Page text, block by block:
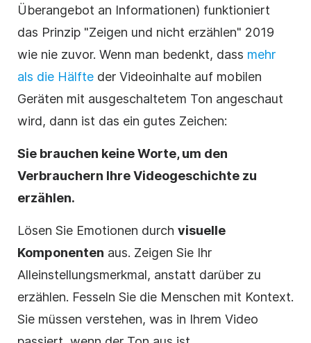
Überangebot an Informationen) funktioniert
das Prinzip "Zeigen und nicht erzählen" 2019
wie nie zuvor. Wenn man bedenkt, dass mehr
als die Hälfte der Videoinhalte auf mobilen
Geräten mit ausgeschaltetem Ton angeschaut
wird, dann ist das ein gutes Zeichen:
Sie brauchen keine Worte, um den
Verbrauchern Ihre Videogeschichte zu
erzählen.
Lösen Sie Emotionen durch visuelle
Komponenten aus. Zeigen Sie Ihr
Alleinstellungsmerkmal, anstatt darüber zu
erzählen. Fesseln Sie die Menschen mit Kontext.
Sie müssen verstehen, was in Ihrem Video